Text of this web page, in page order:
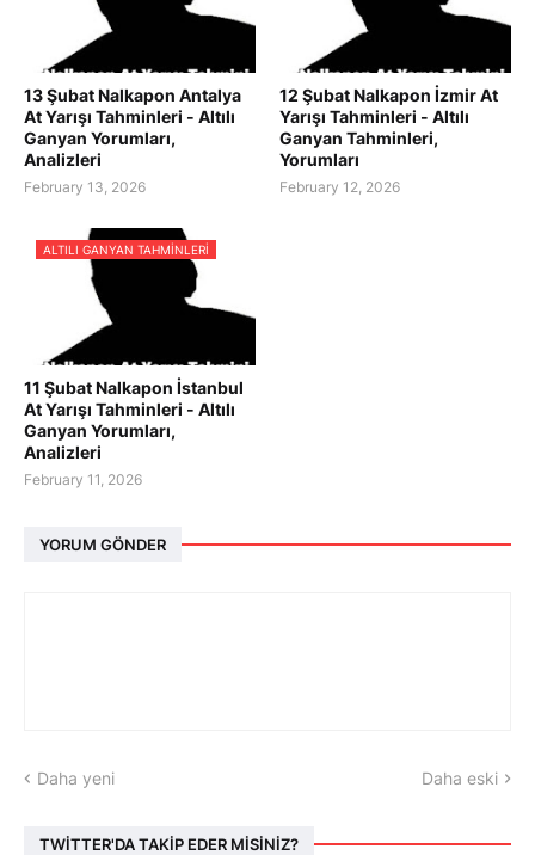
13 Şubat Nalkapon Antalya
At Yarışı Tahminleri - Altılı
Ganyan Yorumları,
Analizleri
February 13, 2026
12 Şubat Nalkapon İzmir At
Yarışı Tahminleri - Altılı
Ganyan Tahminleri,
Yorumları
February 12, 2026
ALTILI GANYAN TAHMINLERI
11 Şubat Nalkapon İstanbul
At Yarışı Tahminleri - Altılı
Ganyan Yorumları,
Analizleri
February 11, 2026
YORUM GÖNDER
Daha yeni Daha eski
TWİTTER'DA TAKİP EDER MİSİNİZ?